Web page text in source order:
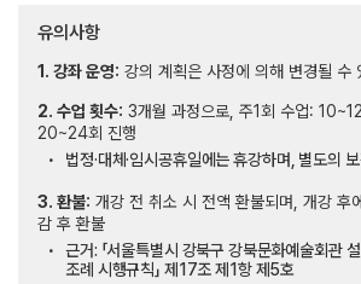
유의사항
1. 강좌 운영: 강의 계획은 사정에 의해 변경될 수
2. 수업 횟수: 3개월 과정으로, 주1회 수업:
20~24회 진행
법정·대체·임시공휴일에는 휴강하며, 별도의
3. 환불: 개강 전 취소 시 전액 환불되며, 개강 후
감 후 환불
근거: 「서울특별시 강북구 강북문화예술회관
조례 시행규칙」 제17조 제1항 제5호